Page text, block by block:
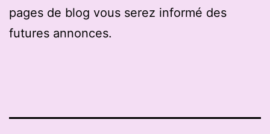
pages de blog vous serez informé des
futures annonces.